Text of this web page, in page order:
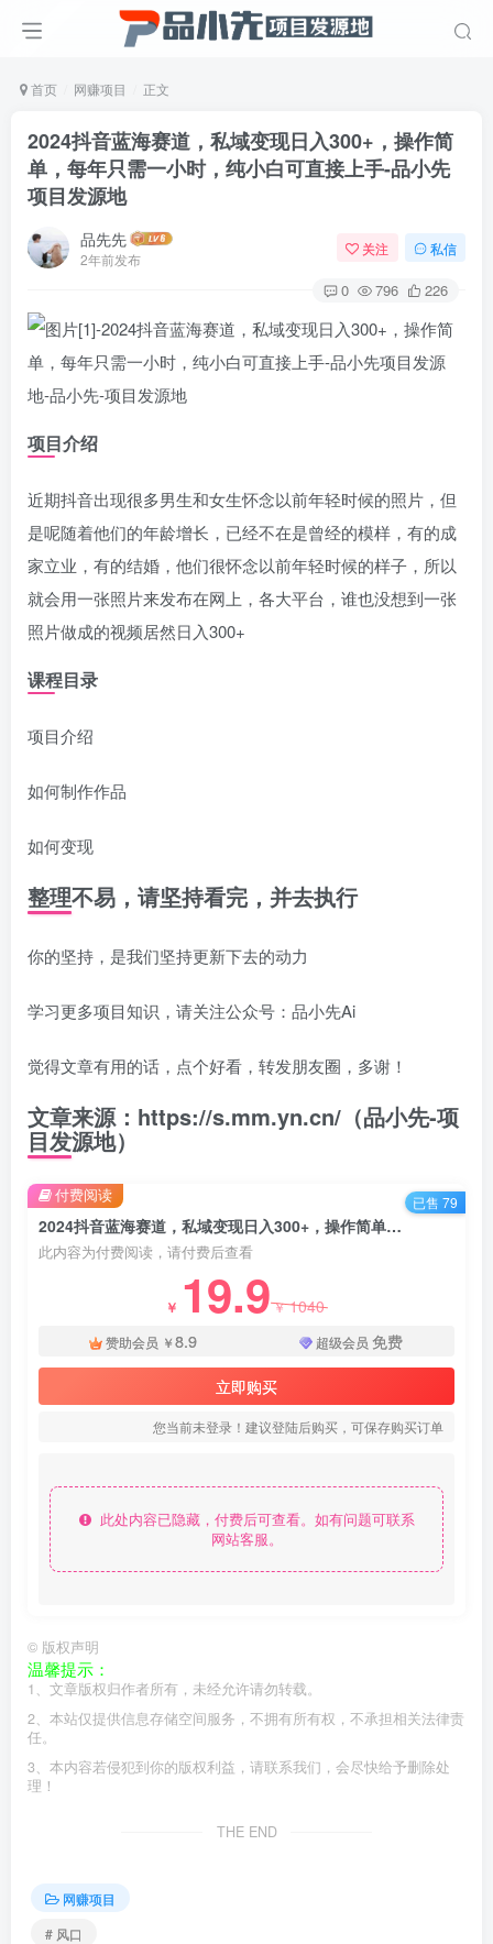
首页 网赚项目 正文
2024抖音蓝海赛道，私域变现日入300+，操作简
单，每年只需一小时，纯小白可直接上手-品小先
项目发源地
品先先
2年前发布
关注 私信
0 796 226
项目介绍
近期抖音出现很多男生和女生怀念以前年轻时候的照片，但
是呢随着他们的年龄增长，已经不在是曾经的模样，有的成
家立业，有的结婚，他们很怀念以前年轻时候的样子，所以
就会用一张照片来发布在网上，各大平台，谁也没想到一张
照片做成的视频居然日入300+
课程目录
项目介绍
如何制作作品
如何变现
整理不易，请坚持看完，并去执行
你的坚持，是我们坚持更新下去的动力
学习更多项目知识，请关注公众号：品小先Ai
觉得文章有用的话，点个好看，转发朋友圈，多谢！
文章来源：https://s.mm.yn.cn/（品小先-项
目发源地）
2024抖音蓝海赛道，私域变现日入300+，操作简单，每年只需一小时，纯小白可直接上手
此内容为付费阅读，请付费后查看
￥ 19.9￥1040
赞助会员 ￥8.9 超级会员 免费
立即购买
您当前未登录！建议登陆后购买，可保存购买订单
此处内容已隐藏，付费后可查看。如有问题可联系
网站客服。
付费阅读 已售 79
© 版权声明
温馨提示：
1、文章版权归作者所有，未经允许请勿转载。
2、本站仅提供信息存储空间服务，不拥有所有权，不承担相关法律责
任。
3、本内容若侵犯到你的版权利益，请联系我们，会尽快给予删除处
理！
THE END
网赚项目
# 风口